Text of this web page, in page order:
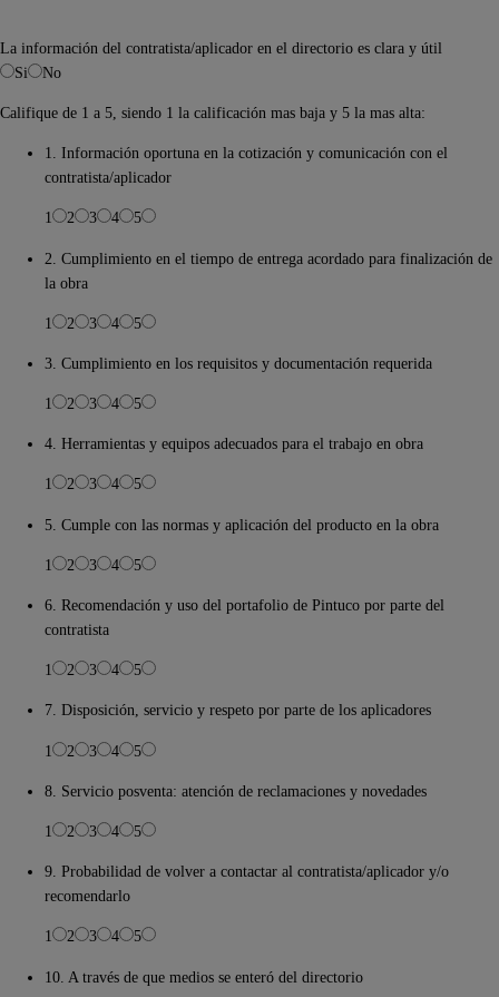
La información del contratista/aplicador en el directorio es clara y útil
Si
No
Califique de 1 a 5, siendo 1 la calificación mas baja y 5 la mas alta:
1. Información oportuna en la cotización y comunicación con el
contratista/aplicador
1 2 3 4 5
2. Cumplimiento en el tiempo de entrega acordado para finalización de
la obra
1 2 3 4 5
3. Cumplimiento en los requisitos y documentación requerida
1 2 3 4 5
4. Herramientas y equipos adecuados para el trabajo en obra
1 2 3 4 5
5. Cumple con las normas y aplicación del producto en la obra
1 2 3 4 5
6. Recomendación y uso del portafolio de Pintuco por parte del
contratista
1 2 3 4 5
7. Disposición, servicio y respeto por parte de los aplicadores
1 2 3 4 5
8. Servicio posventa: atención de reclamaciones y novedades
1 2 3 4 5
9. Probabilidad de volver a contactar al contratista/aplicador y/o
recomendarlo
1 2 3 4 5
10. A través de que medios se enteró del directorio